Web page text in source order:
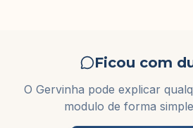
Ficou com
O Gervinha pode explicar
modulo de forma